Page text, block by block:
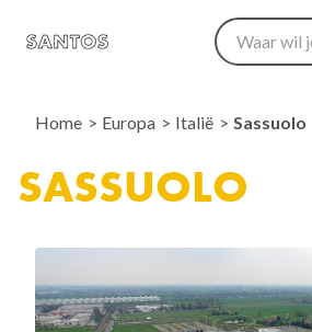
Home Europa Italië Sassuolo
SASSUOLO